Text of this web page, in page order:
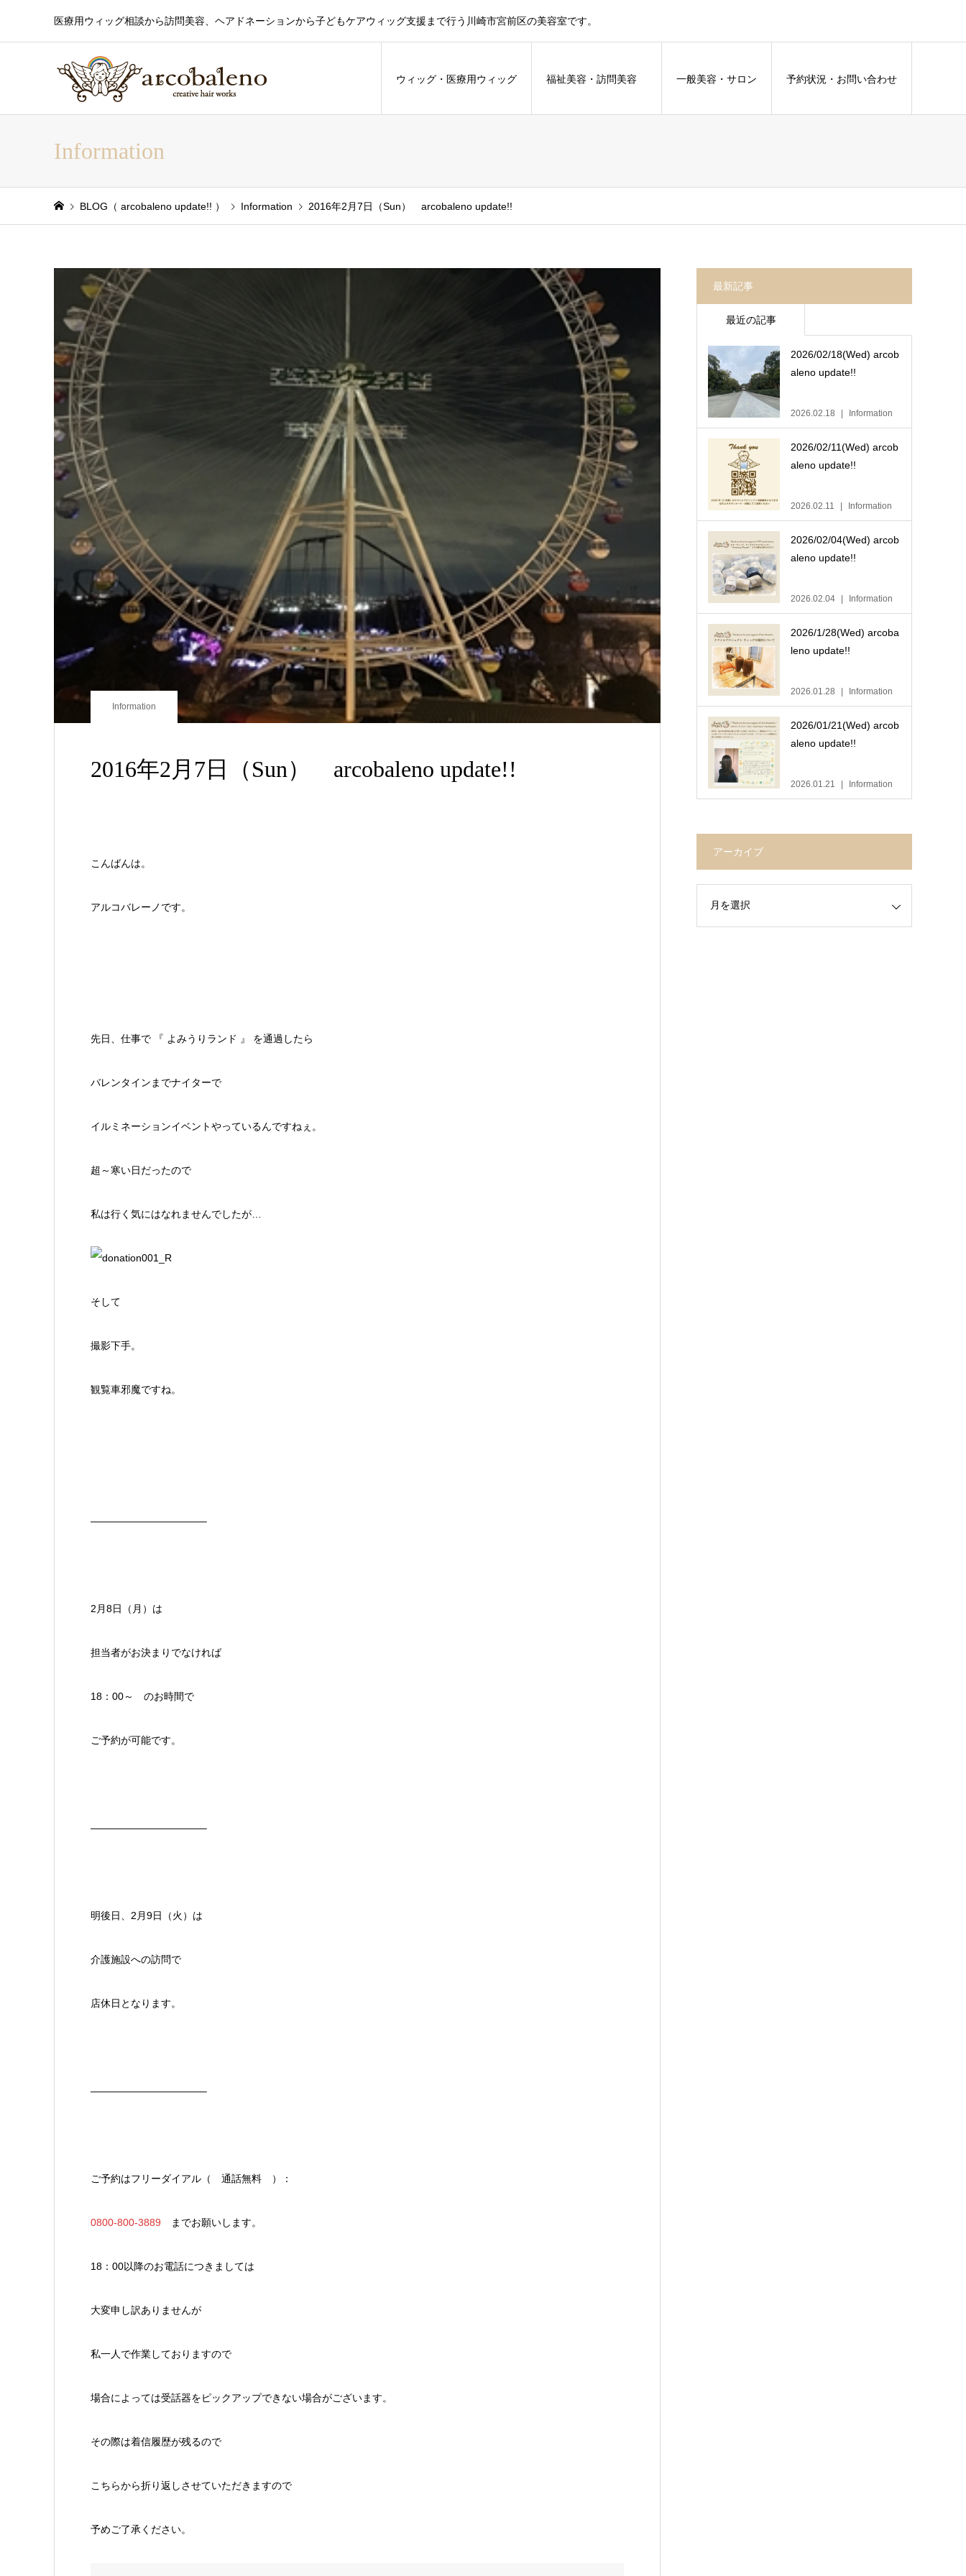
医療用ウィッグ相談から訪問美容、ヘアドネーションから子どもケアウィッグ支援まで行う川崎市宮前区の美容室です。
ウィッグ・医療用ウィッグ 福祉美容・訪問美容 一般美容・サロン 予約状況・お問い合わせ
Information
BLOG（ arcobaleno update!! ） Information 2016年2月7日（Sun） arcobaleno update!!
Information
2016年2月7日（Sun） arcobaleno update!!
こんばんは。
アルコバレーノです。
先日、仕事で 『 よみうりランド 』 を通過したら
バレンタインまでナイターで
イルミネーションイベントやっているんですねぇ。
超～寒い日だったので
私は行く気にはなれませんでしたが…
そして
撮影下手。
観覧車邪魔ですね。
———————————–
2月8日（月）は
担当者がお決まりでなければ
18：00～ のお時間で
ご予約が可能です。
———————————–
明後日、2月9日（火）は
介護施設への訪問で
店休日となります。
———————————–
ご予約はフリーダイアル（ 通話無料 ）：
0800-800-3889 までお願いします。
18：00以降のお電話につきましては
大変申し訳ありませんが
私一人で作業しておりますので
場合によっては受話器をピックアップできない場合がございます。
その際は着信履歴が残るので
こちらから折り返しさせていただきますので
予めご了承ください。
最新記事
最近の記事
2026/02/18(Wed) arcob
aleno update!!
2026.02.18 Information
2026/02/11(Wed) arcob
aleno update!!
2026.02.11 Information
2026/02/04(Wed) arcob
aleno update!!
2026.02.04 Information
2026/1/28(Wed) arcoba
leno update!!
2026.01.28 Information
2026/01/21(Wed) arcob
aleno update!!
2026.01.21 Information
アーカイブ